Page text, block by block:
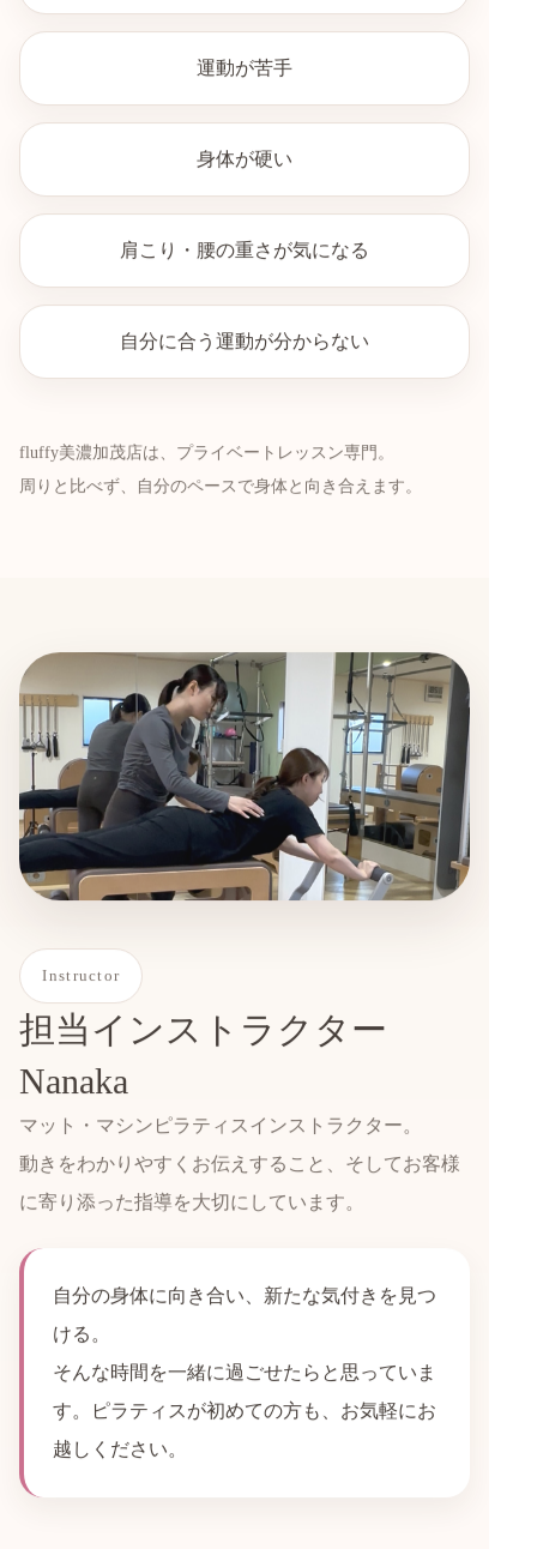
運動が苦手
身体が硬い
肩こり・腰の重さが気になる
自分に合う運動が分からない
fluffy美濃加茂店は、プライベートレッスン専門。
周りと比べず、自分のペースで身体と向き合えます。
Instructor
担当インストラクター
Nanaka
マット・マシンピラティスインストラクター。
動きをわかりやすくお伝えすること、そしてお客様
に寄り添った指導を大切にしています。
自分の身体に向き合い、新たな気付きを見つ
ける。
そんな時間を一緒に過ごせたらと思っていま
す。ピラティスが初めての方も、お気軽にお
越しください。